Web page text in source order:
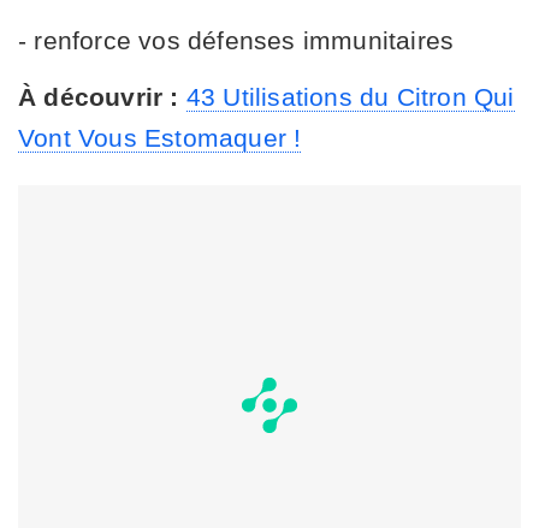
- renforce vos défenses immunitaires
À découvrir : 43 Utilisations du Citron Qui
Vont Vous Estomaquer !